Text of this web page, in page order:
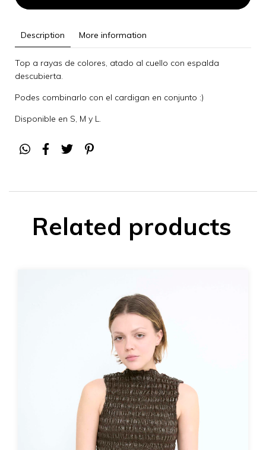
Description More information
Top a rayas de colores, atado al cuello con espalda
descubierta.
Podes combinarlo con el cardigan en conjunto :)
Disponible en S, M y L.
Related products